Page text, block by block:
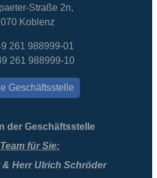
Straße 2n,
Koblenz
261 988999-01
261 988999-10
Geschäftsstelle
der Geschäftsstelle
für Sie:
Herr Ulrich Schröder